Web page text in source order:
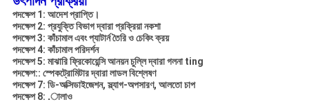
পদক্ষেপ 1: আদেশ প্রাপ্তি।
পদক্ষেপ 2: প্রযুক্তি বিভাগ দ্বারা প্রক্রিয়া নকশা
পদক্ষেপ 3: কাঁচামাল এবং প্যাটার্ন তৈরি ও চেকিং ক্রয়
পদক্ষেপ 4: কাঁচামাল পরিদর্শন
পদক্ষেপ 5: মাঝারি ফ্রিকোয়েন্সি আনয়ন চুল্লি দ্বারা গলনা ting
পদক্ষেপ:: স্পেকট্রোমিটার দ্বারা লাডল বিশ্লেষণ
পদক্ষেপ 7: ডি-অক্সিডাইজেশন, স্ল্যাগ-অপসারণ, আলতো চাপ
পদক্ষেপ 8: .ালাও